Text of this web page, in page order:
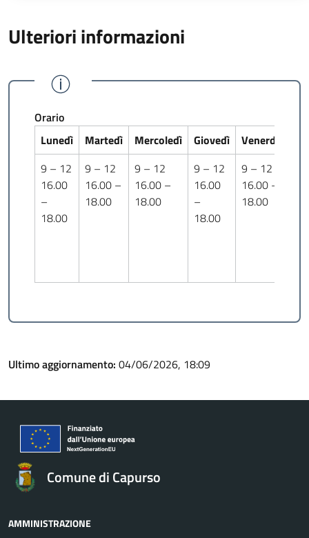
Ulteriori informazioni
Orario
Lunedì
Martedì Mercoledì Giovedì Venerdì
9 – 12
16.00
–
18.00
9 – 12
16.00 –
18.00
9 – 12
16.00 –
18.00
9 – 12
16.00
–
18.00
9 – 12
16.00 –
18.00
Ultimo aggiornamento: 04/06/2026, 18:09
Comune di Capurso
AMMINISTRAZIONE